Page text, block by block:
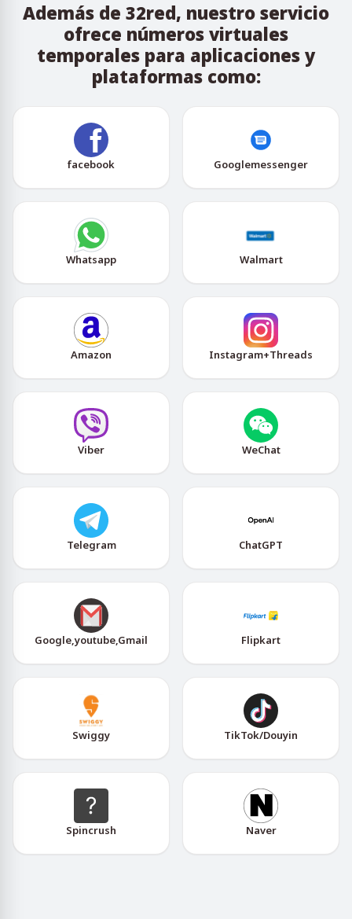
Además de 32red, nuestro servicio
ofrece números virtuales
temporales para aplicaciones y
plataformas como:
facebook Googlemessenger
Whatsapp Walmart
Amazon Instagram+Threads
Viber WeChat
Telegram ChatGPT
Google,youtube,Gmail Flipkart
Swiggy TikTok/Douyin
Spincrush Naver